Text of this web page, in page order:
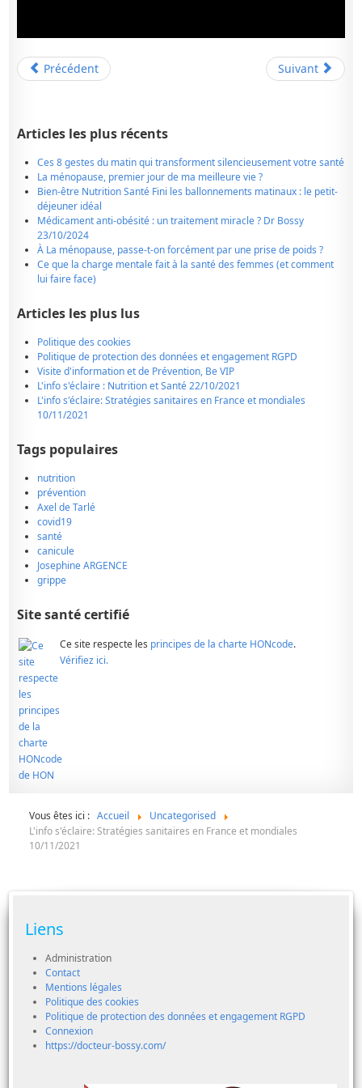
Précédent Suivant
Articles les plus récents
Ces 8 gestes du matin qui transforment silencieusement votre santé
La ménopause, premier jour de ma meilleure vie ?
Bien-être Nutrition Santé Fini les ballonnements matinaux : le petit-
déjeuner idéal
Médicament anti-obésité : un traitement miracle ? Dr Bossy
23/10/2024
À La ménopause, passe-t-on forcément par une prise de poids ?
Ce que la charge mentale fait à la santé des femmes (et comment
lui faire face)
Articles les plus lus
Politique des cookies
Politique de protection des données et engagement RGPD
Visite d'information et de Prévention, Be VIP
L'info s'éclaire : Nutrition et Santé 22/10/2021
L'info s'éclaire: Stratégies sanitaires en France et mondiales
10/11/2021
Tags populaires
nutrition
prévention
Axel de Tarlé
covid19
santé
canicule
Josephine ARGENCE
grippe
Site santé certifié
Ce site respecte les principes de la charte HONcode.
Vérifiez ici.
Vous êtes ici : Accueil
Uncategorised
L'info s'éclaire: Stratégies sanitaires en France et mondiales
10/11/2021
Liens
Administration
Contact
Mentions légales
Politique des cookies
Politique de protection des données et engagement RGPD
Connexion
https://docteur-bossy.com/